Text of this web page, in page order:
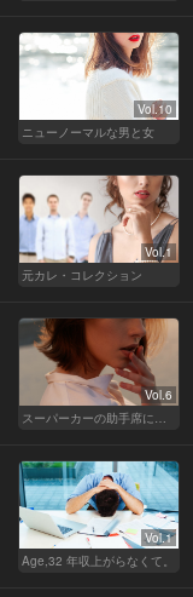
Vol.10
ニューノーマルな男と女
Vol.1
元カレ・コレクション
Vol.6
スーパーカーの助手席に乗る女
Vol.1
Age,32 年収上がらなくて。